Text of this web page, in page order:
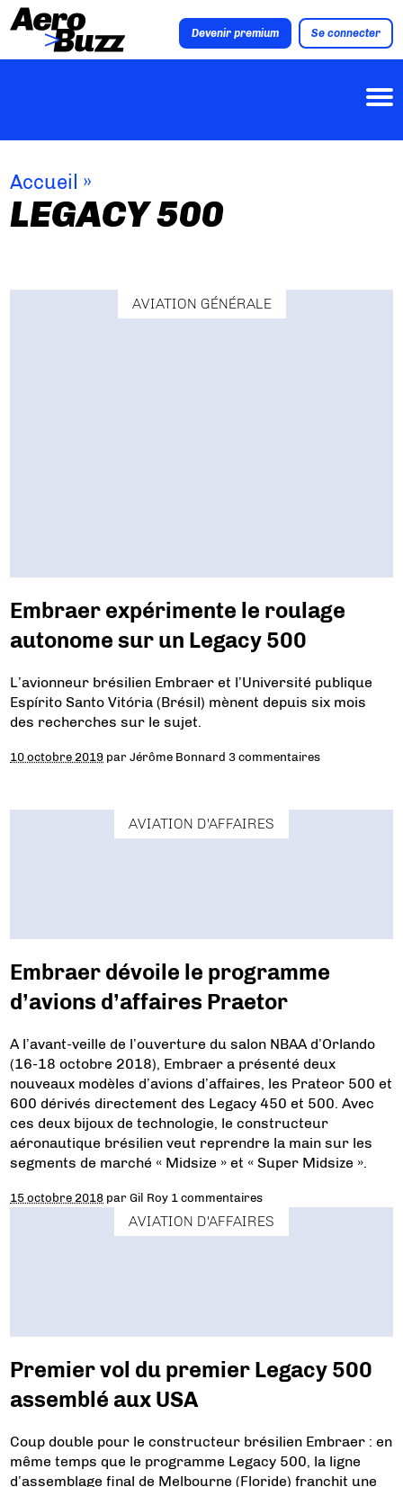
Devenir premium Se connecter
Accueil »
LEGACY 500
AVIATION GÉNÉRALE
Embraer expérimente le roulage
autonome sur un Legacy 500
L’avionneur brésilien Embraer et l’Université publique
Espírito Santo Vitória (Brésil) mènent depuis six mois
des recherches sur le sujet.
10 octobre 2019 parJérôme Bonnard 3 commentaires
AVIATION D'AFFAIRES
Embraer dévoile le programme
d’avions d’affaires Praetor
A l’avant-veille de l’ouverture du salon NBAA d’Orlando
(16-18 octobre 2018), Embraer a présenté deux
nouveaux modèles d’avions d’affaires, les Prateor 500 et
600 dérivés directement des Legacy 450 et 500. Avec
ces deux bijoux de technologie, le constructeur
aéronautique brésilien veut reprendre la main sur les
segments de marché « Midsize » et « Super Midsize ».
15 octobre 2018 parGil Roy 1 commentaires
AVIATION D'AFFAIRES
Premier vol du premier Legacy 500
assemblé aux USA
Coup double pour le constructeur brésilien Embraer : en
même temps que le programme Legacy 500, la ligne
d’assemblage final de Melbourne (Floride) franchit une